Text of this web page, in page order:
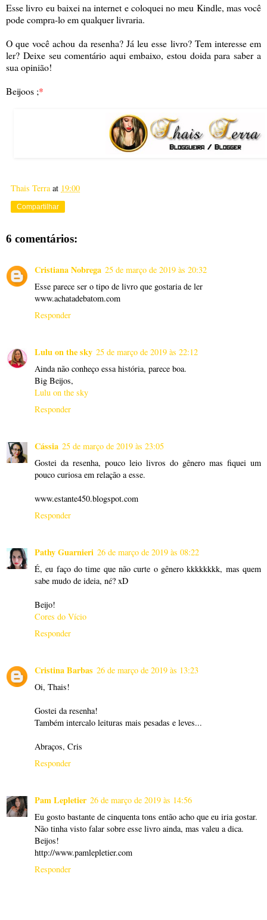
Esse livro eu baixei na internet e coloquei no meu Kindle, mas você
pode compra-lo em qualquer livraria.
O que você achou da resenha? Já leu esse livro? Tem interesse em
ler? Deixe seu comentário aqui embaixo, estou doida para saber a
sua opinião!
Beijoos ;*
Thais Terra at 19:00
Compartilhar
6 comentários:
Cristiana Nobrega 25 de março de 2019 às 20:32
Esse parece ser o tipo de livro que gostaria de ler
www.achatadebatom.com
Responder
Lulu on the sky 25 de março de 2019 às 22:12
Ainda não conheço essa história, parece boa.
Big Beijos,
Lulu on the sky
Responder
Cássia 25 de março de 2019 às 23:05
Gostei da resenha, pouco leio livros do gênero mas fiquei um
pouco curiosa em relação a esse.
www.estante450.blogspot.com
Responder
Pathy Guarnieri 26 de março de 2019 às 08:22
É, eu faço do time que não curte o gênero kkkkkkkk, mas quem
sabe mudo de ideia, né? xD
Beijo!
Cores do Vício
Responder
Cristina Barbas 26 de março de 2019 às 13:23
Oi, Thais!
Gostei da resenha!
Também intercalo leituras mais pesadas e leves...
Abraços, Cris
Responder
Pam Lepletier 26 de março de 2019 às 14:56
Eu gosto bastante de cinquenta tons então acho que eu iria gostar.
Não tinha visto falar sobre esse livro ainda, mas valeu a dica.
Beijos!
http://www.pamlepletier.com
Responder